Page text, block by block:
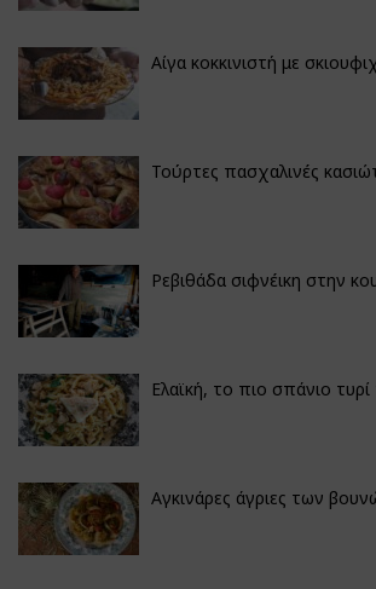
Αίγα κοκκινιστή με
Τούρτες πασχαλινές
Ρεβιθάδα σιφνέικη στην
Ελαϊκή, το πιο σπάνιο τυρί
Αγκινάρες άγριες των